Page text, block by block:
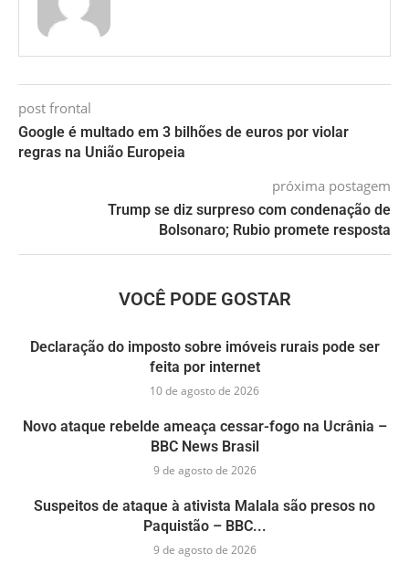
post frontal
Google é multado em 3 bilhões de euros por violar
regras na União Europeia
próxima postagem
Trump se diz surpreso com condenação de
Bolsonaro; Rubio promete resposta
VOCÊ PODE GOSTAR
Declaração do imposto sobre imóveis rurais pode ser
feita por internet
10 de agosto de 2026
Novo ataque rebelde ameaça cessar-fogo na Ucrânia –
BBC News Brasil
9 de agosto de 2026
Suspeitos de ataque à ativista Malala são presos no
Paquistão – BBC...
9 de agosto de 2026